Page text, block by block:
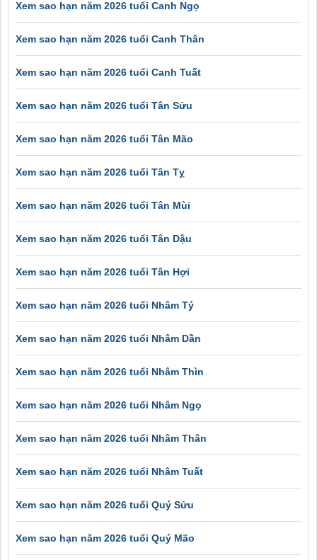
Xem sao hạn năm 2026 tuổi Canh Ngọ
Xem sao hạn năm 2026 tuổi Canh Thân
Xem sao hạn năm 2026 tuổi Canh Tuất
Xem sao hạn năm 2026 tuổi Tân Sửu
Xem sao hạn năm 2026 tuổi Tân Mão
Xem sao hạn năm 2026 tuổi Tân Tỵ
Xem sao hạn năm 2026 tuổi Tân Mùi
Xem sao hạn năm 2026 tuổi Tân Dậu
Xem sao hạn năm 2026 tuổi Tân Hợi
Xem sao hạn năm 2026 tuổi Nhâm Tý
Xem sao hạn năm 2026 tuổi Nhâm Dần
Xem sao hạn năm 2026 tuổi Nhâm Thìn
Xem sao hạn năm 2026 tuổi Nhâm Ngọ
Xem sao hạn năm 2026 tuổi Nhâm Thân
Xem sao hạn năm 2026 tuổi Nhâm Tuất
Xem sao hạn năm 2026 tuổi Quý Sửu
Xem sao hạn năm 2026 tuổi Quý Mão